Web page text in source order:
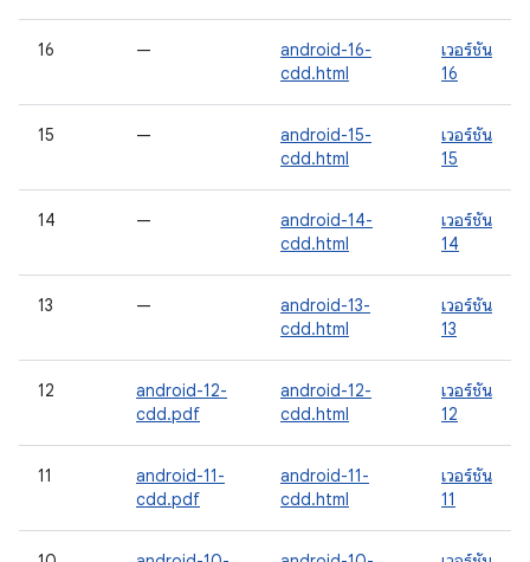
16 —
android-16-
cdd.html
เวอร์ชัน
16
15 —
android-15-
cdd.html
เวอร์ชัน
15
14 —
android-14-
cdd.html
เวอร์ชัน
14
13 —
android-13-
cdd.html
เวอร์ชัน
13
12
android-12-
cdd.pdf
android-12-
cdd.html
เวอร์ชัน
12
11
android-11-
cdd.pdf
android-11-
cdd.html
เวอร์ชัน
11